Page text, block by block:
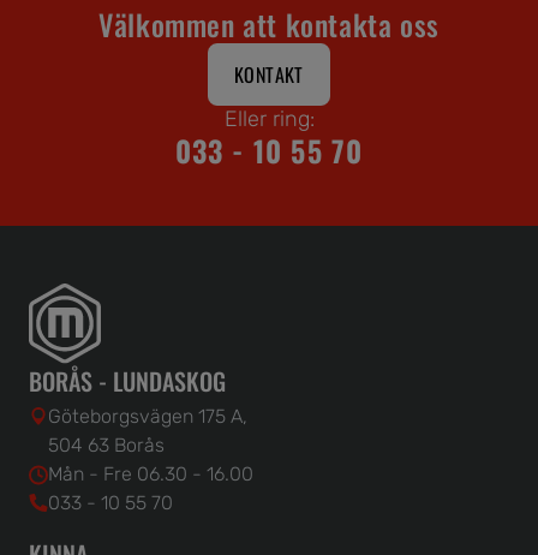
Välkommen att kontakta oss
KONTAKT
Eller ring:
033 - 10 55 70
BORÅS - LUNDASKOG
Göteborgsvägen 175 A,
504 63 Borås
Mån - Fre 06.30 - 16.00
033 - 10 55 70